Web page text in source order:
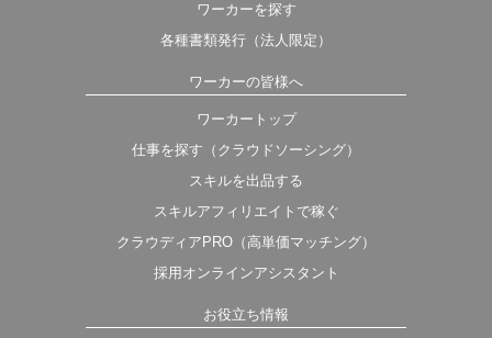
ワーカーを探す
各種書類発行（法人限定）
ワーカーの皆様へ
ワーカートップ
仕事を探す（クラウドソーシング）
スキルを出品する
スキルアフィリエイトで稼ぐ
クラウディアPRO（高単価マッチング）
採用オンラインアシスタント
お役立ち情報